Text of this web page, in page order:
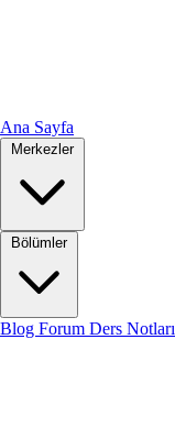
Ana Sayfa
Merkezler
Bölümler
Blog Forum Ders Notları